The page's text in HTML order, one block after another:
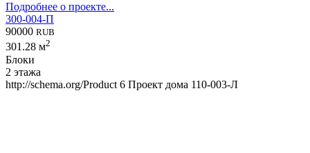
Подробнее о проекте...
300-004-П
90000 RUB
301.28 м2
Блоки
2 этажа
http://schema.org/Product 6 Проект дома 110-003-Л